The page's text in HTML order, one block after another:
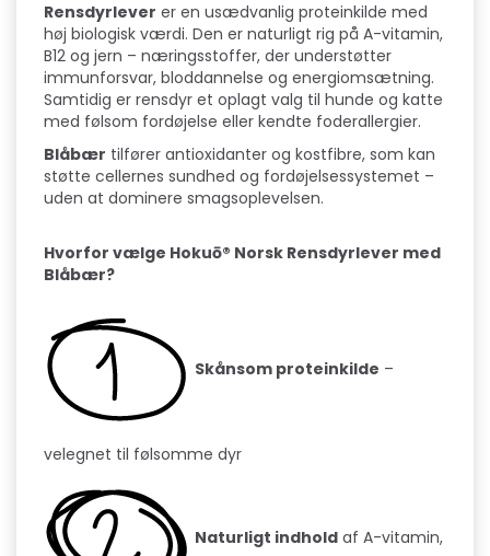
Rensdyrlever er en usædvanlig proteinkilde med
høj biologisk værdi. Den er naturligt rig på A-vitamin,
B12 og jern – næringsstoffer, der understøtter
immunforsvar, bloddannelse og energiomsætning.
Samtidig er rensdyr et oplagt valg til hunde og katte
med følsom fordøjelse eller kendte foderallergier.
Blåbær tilfører antioxidanter og kostfibre, som kan
støtte cellernes sundhed og fordøjelsessystemet –
uden at dominere smagsoplevelsen.
Hvorfor vælge Hokuō® Norsk Rensdyrlever med
Blåbær?
Skånsom proteinkilde –
velegnet til følsomme dyr
Naturligt indhold af A-vitamin,